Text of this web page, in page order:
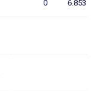
0 6.853